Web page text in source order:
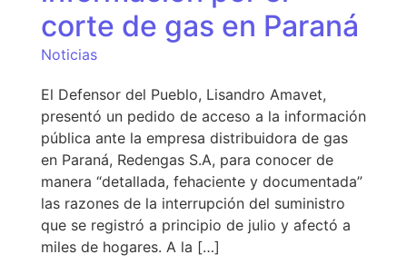
corte de gas en Paraná
Noticias
El Defensor del Pueblo, Lisandro Amavet,
presentó un pedido de acceso a la información
pública ante la empresa distribuidora de gas
en Paraná, Redengas S.A, para conocer de
manera “detallada, fehaciente y documentada”
las razones de la interrupción del suministro
que se registró a principio de julio y afectó a
miles de hogares. A la […]